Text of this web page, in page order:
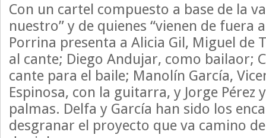
Con un cartel compuesto a base de la
nuestro” y de quienes “vienen de fuera
Porrina presenta a Alicia Gil, Miguel de
al cante; Diego Andujar, como bailaor;
cante para el baile; Manolín García,
Espinosa, con la guitarra, y Jorge Pérez
palmas. Delfa y García han sido los
desgranar el proyecto que va camino